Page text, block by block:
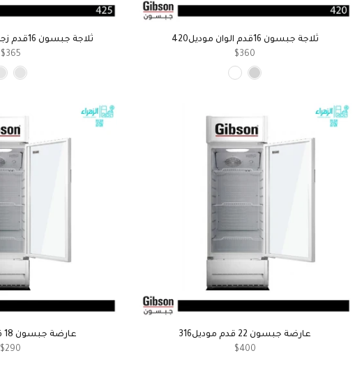
ثلاجة جبسون 16قدم الوان موديل420
$360
ثلاجة جبسون 16قدم زجاج الوان موديل425
$365
عارضة جبسون 22 قدم موديل316
$400
عارضة جبسون 18 قدم موديل219
$290